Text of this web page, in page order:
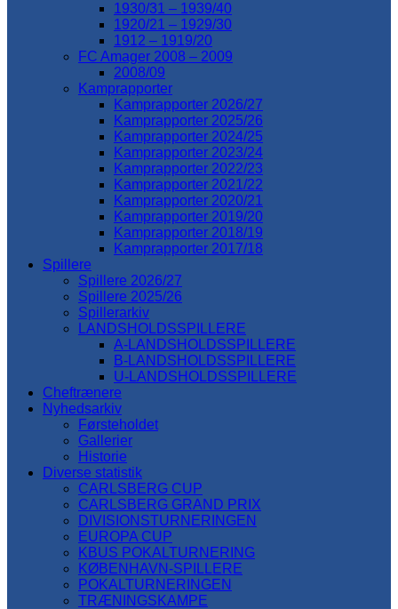
1930/31 – 1939/40
1920/21 – 1929/30
1912 – 1919/20
FC Amager 2008 – 2009
2008/09
Kamprapporter
Kamprapporter 2026/27
Kamprapporter 2025/26
Kamprapporter 2024/25
Kamprapporter 2023/24
Kamprapporter 2022/23
Kamprapporter 2021/22
Kamprapporter 2020/21
Kamprapporter 2019/20
Kamprapporter 2018/19
Kamprapporter 2017/18
Spillere
Spillere 2026/27
Spillere 2025/26
Spillerarkiv
LANDSHOLDSSPILLERE
A-LANDSHOLDSSPILLERE
B-LANDSHOLDSSPILLERE
U-LANDSHOLDSSPILLERE
Cheftrænere
Nyhedsarkiv
Førsteholdet
Gallerier
Historie
Diverse statistik
CARLSBERG CUP
CARLSBERG GRAND PRIX
DIVISIONSTURNERINGEN
EUROPA CUP
KBUS POKALTURNERING
KØBENHAVN-SPILLERE
POKALTURNERINGEN
TRÆNINGSKAMPE